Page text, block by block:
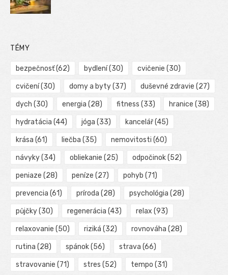
TÉMY
bezpečnosť(62) bydlení(30) cvičenie (30)
cvičení(30) domy a byty(37) duševné zdravie (27)
dych (30) energia (28) fitness (33) hranice (38)
hydratácia (44) jóga (33) kancelář(45)
krása (61) liečba (35) nemovitosti (60)
návyky(34) obliekanie (25) odpočinok(52)
peniaze (28) peníze (27) pohyb (71)
prevencia (61) príroda (28) psychológia (28)
půjčky(30) regenerácia (43) relax (93)
relaxovanie (50) riziká (32) rovnováha (28)
rutina (28) spánok(56) strava (66)
stravovanie (71) stres (52) tempo (31)